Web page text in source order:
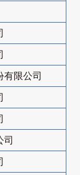
有限公司
司